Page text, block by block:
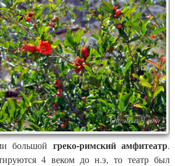
большой греко-римский амфитеатр.
4 веком до н.э, то театр был